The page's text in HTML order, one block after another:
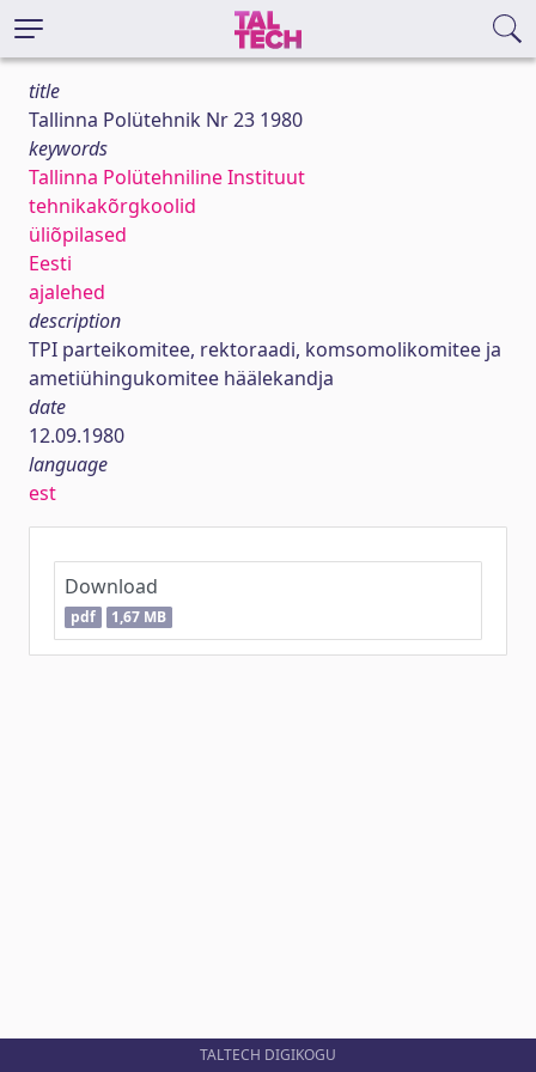
title
Tallinna Polütehnik Nr 23 1980
keywords
Tallinna Polütehniline Instituut
tehnikakõrgkoolid
üliõpilased
Eesti
ajalehed
description
TPI parteikomitee, rektoraadi, komsomolikomitee ja
ametiühingukomitee häälekandja
date
12.09.1980
language
est
Download
pdf 1,67 MB
TALTECH DIGIKOGU